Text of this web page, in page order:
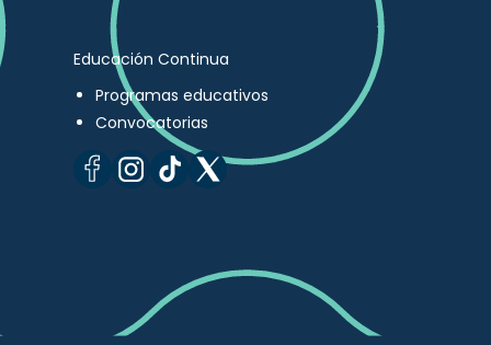
Educación Continua
Programas educativos
Convocatorias